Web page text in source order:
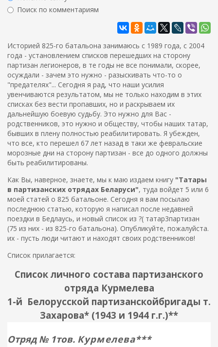
р
п
о
и
с
к
а
Поиск по комментариям
Историей 825-го батальона занимаюсь с 1989 года, с 2004
года - установлением списков перешедших на сторону
партизан легионеров, в те годы не все понимали, скорее,
осуждали - зачем это нужно - разыскивать что-то о
"предателях"... Сегодня я рад, что наши усилия
увенчиваются результатом, мы не только находим в этих
списках без вести пропавших, но и раскрываем их
дальнейшую боевую судьбу. Это нужно для Вас -
родственников, это нужно и обществу, чтобы наших татар,
бывших в плену полностью реабилитировать. Я убежден,
что все, кто перешел 67 лет назад в таки же февральские
морозные дни на сторону партизан - все до одного должны
быть реабилитированы.
Как Вы, наверное, знаете, мы к маю издаем книгу "Татары
в партизанских отрядах Беларуси", туда войдет 5 или 6
моей статей о 825 батальоне. Сегодня я вам посылаю
последнюю статью, которую я написал после недавней
поездки в Бедлаусь, и новый список из ?( татар3партизан
(75 из них - из 825-го батальона). Опубликуйте, пожалуйста.
их - пусть люди читают и находят своих родственников!
Список прилагается:
Список личного состава партизанского
отряда Курмелева
1-й Белорусской партизанскойбригады т.
Захарова* (1943 и 1944 г.г.)**
Отряд № 1тов. Курмелева***